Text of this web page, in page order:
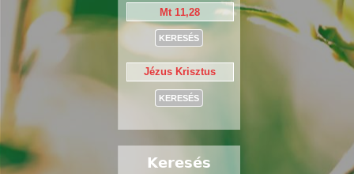
Keresés